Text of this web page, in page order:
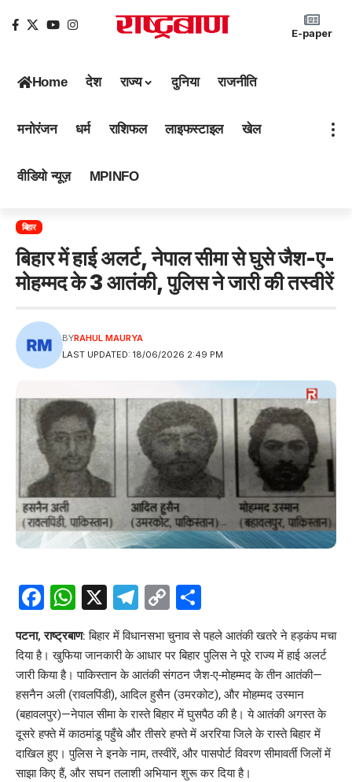
E-paper
Home देश राज्य दुनिया राजनीति
मनोरंजन धर्म राशिफल लाइफस्टाइल खेल
वीडियो न्यूज़ MPINFO
बिहार
बिहार में हाई अलर्ट, नेपाल सीमा से घुसे जैश-ए-
मोहम्मद के 3 आतंकी, पुलिस ने जारी की तस्वीरें
LAST UPDATED: 18/06/2026 2:49 PM
BYRAHUL MAURYA
Facebook
WhatsApp
X Telegram
Copy
Link
पटना, राष्ट्रबाण: बिहार में विधानसभा चुनाव से पहले आतंकी खतरे ने हड़कंप मचा
दिया है। खुफिया जानकारी के आधार पर बिहार पुलिस ने पूरे राज्य में हाई अलर्ट
जारी किया है। पाकिस्तान के आतंकी संगठन जैश-ए-मोहम्मद के तीन आतंकी—
हसनैन अली (रावलपिंडी), आदिल हुसैन (उमरकोट), और मोहम्मद उस्मान
(बहावलपुर)—नेपाल सीमा के रास्ते बिहार में घुसपैठ की है। ये आतंकी अगस्त के
दूसरे हफ्ते में काठमांडू पहुँचे और तीसरे हफ्ते में अररिया जिले के रास्ते बिहार में
दाखिल हुए। पुलिस ने इनके नाम, तस्वीरें, और पासपोर्ट विवरण सीमावर्ती जिलों में
साझा किए हैं, और सघन तलाशी अभियान शुरू कर दिया है।